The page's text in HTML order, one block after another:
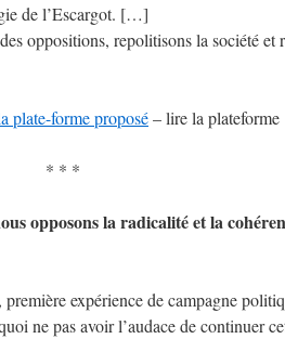
de l’Escargot. […]
oppositions, repolitisons la société et
plate-forme proposé– lire la plateforme
* * *
opposons la radicalité et la
expérience de campagne
ne pas avoir l’audace de continuer